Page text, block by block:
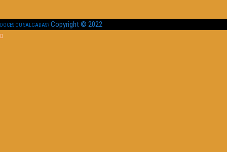
DOCES OU SALGADAS? Copyright © 2022